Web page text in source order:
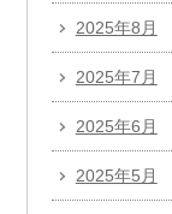
2025年8月
2025年7月
2025年6月
2025年5月